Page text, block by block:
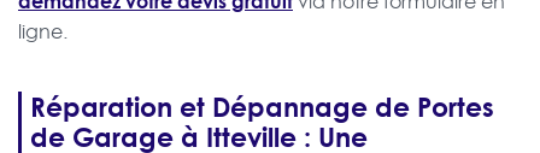
ligne.
Réparation et Dépannage de Portes
de Garage à Itteville : Une